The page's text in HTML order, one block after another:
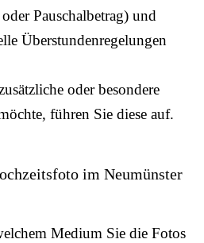
Pauschalbetrag) und
Überstundenregelungen
oder besondere
führen Sie diese auf.
Medium Sie die Fotos